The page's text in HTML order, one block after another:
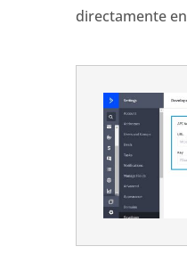
directamente en